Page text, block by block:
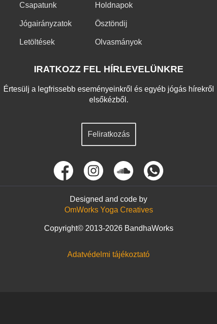
Csapatunk
Jógairányzatok
Letöltések
Holdnapok
Ösztöndij
Olvasmányok
IRATKOZZ FEL HÍRLEVELÜNKRE
Értesülj a legfrissebb eseményeinkről és egyéb jógás hírekről
elsőkézből.
Feliratkozás
Designed and code by
OmWorks Yoga Creatives
Copyright© 2013-2026 BandhaWorks
Adatvédelmi tájékoztató